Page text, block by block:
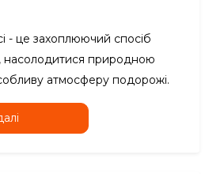
- це захоплюючий спосіб
насолодитися природною
атмосферу подорожі.